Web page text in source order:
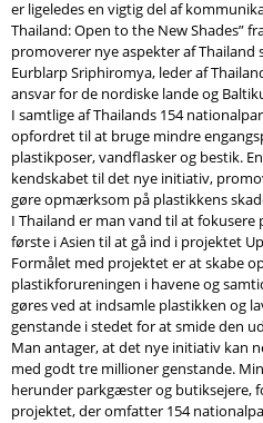
er ligeledes en vigtig del af
Thailand: Open to the New Shades”
promoverer nye aspekter af
Eurblarp Sriphiromya, leder af
ansvar for de nordiske lande og
I samtlige af Thailands 154
opfordret til at bruge mindre
plastikposer, vandflasker og bestik.
kendskabet til det nye initiativ,
gøre opmærksom på plastikkens
I Thailand er man vand til at
første i Asien til at gå ind i projektet
Formålet med projektet er at skabe
plastikforureningen i havene og
gøres ved at indsamle plastikken og
genstande i stedet for at smide den
Man antager, at det nye initiativ kan
med godt tre millioner genstande.
herunder parkgæster og butiksejere,
projektet, der omfatter 154